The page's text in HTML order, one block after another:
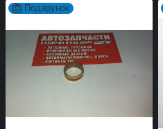
Подарунок